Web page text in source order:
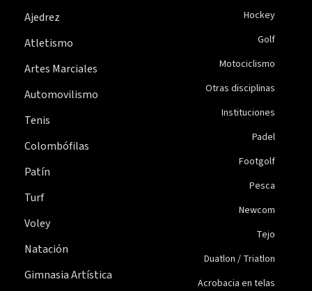
Ajedrez
Atletismo
Artes Marciales
Automovilismo
Tenis
Colombófilas
Patín
Turf
Voley
Natación
Gimnasia Artística
Hockey
Golf
Motociclismo
Otras disciplinas
Instituciones
Padel
Footgolf
Pesca
Newcom
Tejo
Duatlon / Triatlon
Acrobacia en telas